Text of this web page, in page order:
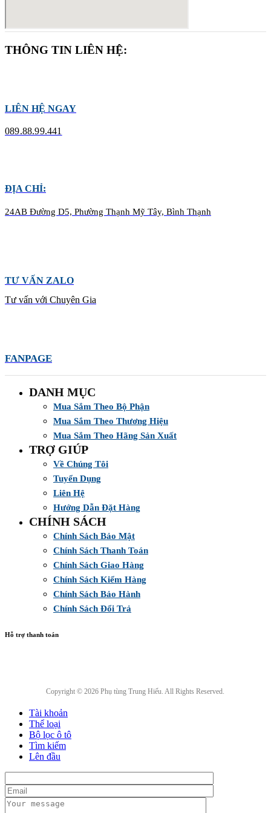
THÔNG TIN LIÊN HỆ:
LIÊN HỆ NGAY
089.88.99.441
ĐỊA CHỈ:
24AB Đường D5, Phường Thạnh Mỹ Tây, Bình Thạnh
TƯ VẤN ZALO
Tư vấn với Chuyên Gia
FANPAGE
DANH MỤC
Mua Sắm Theo Bộ Phận
Mua Sắm Theo Thương Hiệu
Mua Sắm Theo Hãng Sản Xuất
TRỢ GIÚP
Về Chúng Tôi
Tuyển Dụng
Liên Hệ
Hướng Dẫn Đặt Hàng
CHÍNH SÁCH
Chính Sách Bảo Mật
Chính Sách Thanh Toán
Chính Sách Giao Hàng
Chính Sách Kiểm Hàng
Chính Sách Bảo Hành
Chính Sách Đổi Trả
Hỗ trợ thanh toán
Copyright © 2026 Phụ tùng Trung Hiếu. All Rights Reserved.
Tài khoản
Thể loại
Bộ lọc ô tô
Tìm kiếm
Lên đầu